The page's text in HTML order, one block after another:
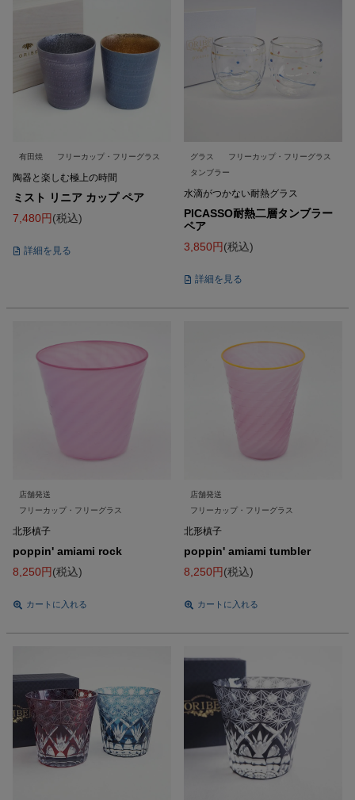
有田焼 フリーカップ・フリーグラス
陶器と楽しむ極上の時間
ミスト リニア カップ ペア
7,480
税込
詳細を見る
グラス
フリーカップ・フリーグラス
タンブラー
水滴がつかない耐熱グラス
PICASSO耐熱二層タンブラー
ペア
3,850
税込
詳細を見る
店舗発送
フリーカップ・フリーグラス
北形槙子
poppin' amiami rock
8,250
税込
カートに入れる
店舗発送
フリーカップ・フリーグラス
北形槙子
poppin' amiami tumbler
8,250
税込
カートに入れる